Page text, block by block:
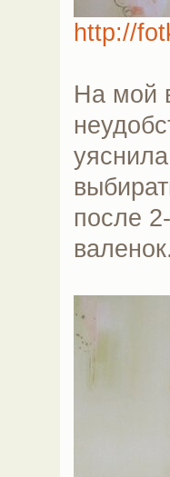
http://
На мой
после
валенок.